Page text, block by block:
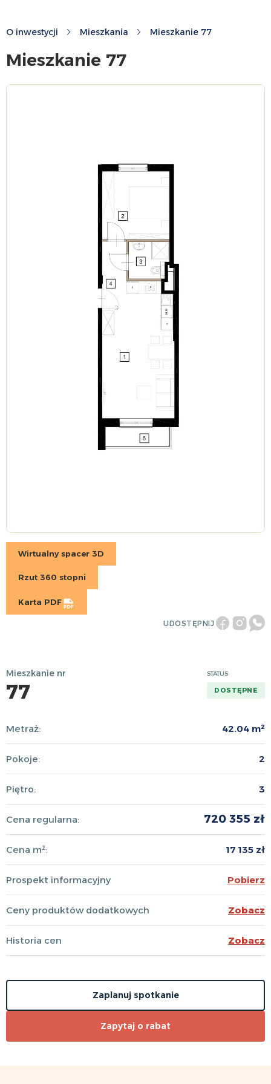
O inwestycji Mieszkania Mieszkanie 77
Mieszkanie 77
Wirtualny spacer 3D
Rzut 360 stopni
Karta PDF
UDOSTĘPNIJ
Mieszkanie nr
77
STATUS
DOSTĘPNE
Metraż: 42.04 m²
Pokoje: 2
Piętro: 3
Cena regularna: 720 355 zł
Cena m²: 17 135 zł
Prospekt informacyjny Pobierz
Ceny produktów dodatkowych Zobacz
Historia cen Zobacz
Zaplanuj spotkanie
Zapytaj o rabat